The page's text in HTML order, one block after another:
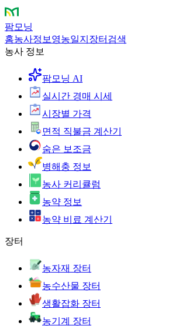
팜모닝
홈농사정보 영농일지 장터 검색
농사 정보
팜모닝 AI
실시간 경매 시세
시장별 가격
면적 직불금 계산기
숨은 보조금
병해충 정보
농사 커리큘럼
농약 정보
농약 비료 계산기
장터
농자재 장터
농수산물 장터
생활잡화 장터
농기계 장터